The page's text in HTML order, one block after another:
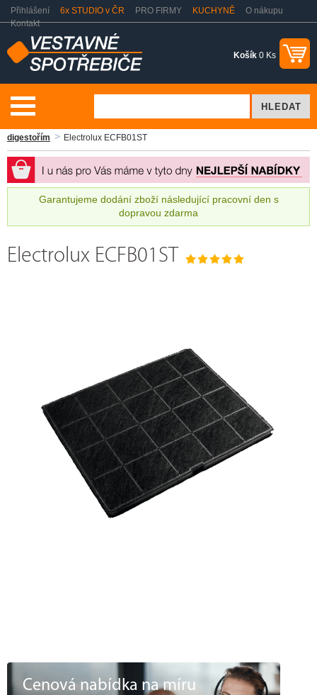
Přihlášení 6x STUDIO v ČR PRO FIRMY KUCHYNĚ
O nákupu
Kontakt
Košík 0 Ks
digestořím
Electrolux ECFB01ST
Garantujeme dodání zboží následující pracovní den s
dopravou zdarma
Electrolux ECFB01ST
Cenová nabídka na míru